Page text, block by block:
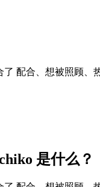
了 配合、想被照顾
是什么？